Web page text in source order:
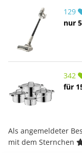
129
nur
342
für
Als angemeldeter
mit dem Sternchen